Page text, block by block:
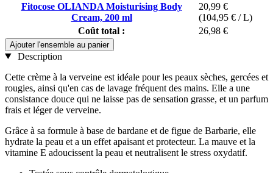
Fitocose OLIANDA Moisturising Body
Cream, 200 ml
20,99 €
(104,95 € / L)
Coût total :
26,98 €
Ajouter l'ensemble au panier
Description
Cette crème à la verveine est idéale pour les peaux sèches, gercées et
rougies, ainsi qu'en cas de lavage fréquent des mains. Elle a une
consistance douce qui ne laisse pas de sensation grasse, et un parfum
frais et léger de verveine.
Grâce à sa formule à base de bardane et de figue de Barbarie, elle
hydrate la peau et a un effet apaisant et protecteur. La mauve et la
vitamine E adoucissent la peau et neutralisent le stress oxydatif.